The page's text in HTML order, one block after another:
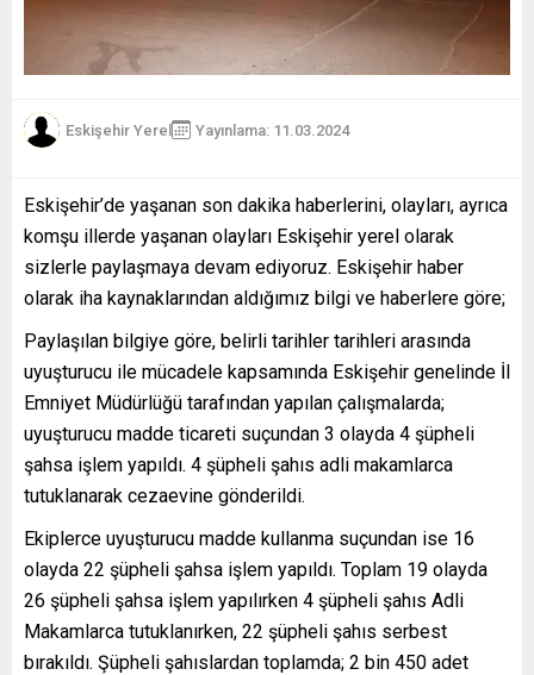
Eskişehir Yerel Yayınlama: 11.03.2024
Eskişehir’de yaşanan son dakika haberlerini, olayları, ayrıca
komşu illerde yaşanan olayları Eskişehir yerel olarak
sizlerle paylaşmaya devam ediyoruz. Eskişehir haber
olarak iha kaynaklarından aldığımız bilgi ve haberlere göre;
Paylaşılan bilgiye göre, belirli tarihler tarihleri arasında
uyuşturucu ile mücadele kapsamında Eskişehir genelinde İl
Emniyet Müdürlüğü tarafından yapılan çalışmalarda;
uyuşturucu madde ticareti suçundan 3 olayda 4 şüpheli
şahsa işlem yapıldı. 4 şüpheli şahıs adli makamlarca
tutuklanarak cezaevine gönderildi.
Ekiplerce uyuşturucu madde kullanma suçundan ise 16
olayda 22 şüpheli şahsa işlem yapıldı. Toplam 19 olayda
26 şüpheli şahsa işlem yapılırken 4 şüpheli şahıs Adli
Makamlarca tutuklanırken, 22 şüpheli şahıs serbest
bırakıldı. Şüpheli şahıslardan toplamda; 2 bin 450 adet